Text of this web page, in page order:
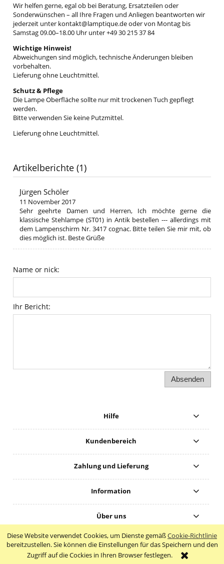
Diese Website verwendet Cookies, um Dienste gemäßCookie-Richtlinie
bereitzustellen. Sie können die Einstellungen für das Speichern und den
Zugriff auf die Cockies in Ihren Browser festlegen.
Wir helfen gerne, egal ob bei Beratung, Ersatzteilen oder
Sonderwünschen – all Ihre Fragen und Anliegen beantworten wir
jederzeit unter kontakt@lamptique.de oder von Montag bis
Samstag 09.00–18.00 Uhr unter +49 30 215 37 84
Wichtige Hinweis!
Abweichungen sind möglich, technische Änderungen bleiben
vorbehalten.
Lieferung ohne Leuchtmittel.
Schutz & Pflege
Die Lampe Oberfläche sollte nur mit trockenen Tuch gepflegt
werden.
Bitte verwenden Sie keine Putzmittel.
Lieferung ohne Leuchtmittel.
Artikelberichte (1)
Jürgen Schöler
11 November 2017
Sehr geehrte Damen und Herren, Ich möchte gerne die
klassische Stehlampe (ST01) in Antik bestellen --- allerdings mit
dem Lampenschirm Nr. 3417 cognac. Bitte teilen Sie mir mit, ob
dies möglich ist. Beste Grüße
Name or nick:
Ihr Bericht:
Absenden
Hilfe
Kundenbereich
Zahlung und Lieferung
Information
Über uns
Vollversion der Webseite
Sklep internetowy Shoper.pl